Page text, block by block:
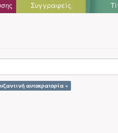
Συγγραφείς
αυτοκρατορία ×